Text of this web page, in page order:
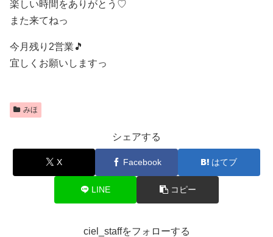
楽しい時間をありがとう♡
また来てねっ
今月残り2営業🎵
宜しくお願いしますっ
みほ
シェアする
X Facebook はてブ
LINE コピー
ciel_staffをフォローする